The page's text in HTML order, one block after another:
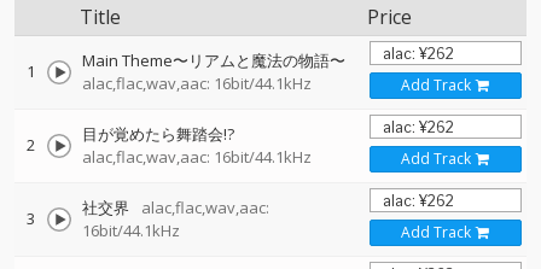
Title Price
1
Main Theme〜リアムと魔法の物語〜
alac,flac,wav,aac: 16bit/44.1kHz
Add Track
2
目が覚めたら舞踏会!?
alac,flac,wav,aac: 16bit/44.1kHz
Add Track
3 社交界
alac,flac,wav,aac:
16bit/44.1kHz
Add Track